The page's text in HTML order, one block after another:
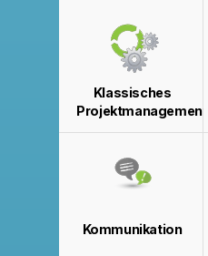
Klassisches
Projektmanagement
Kommunikation